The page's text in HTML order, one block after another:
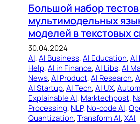
Большой набор
мультимодельных
моделей в текстовых
30.04.2024
AI, AI Business, AI Education, AI
Help, AI in Finance, AI Libs, AI
News, AI Product, AI Research,
AI Startup, AI Tech, AI UX,
Explainable AI, Marktechpost,
Processing, NLP, No-code AI,
Quantization, Transform AI, XAI